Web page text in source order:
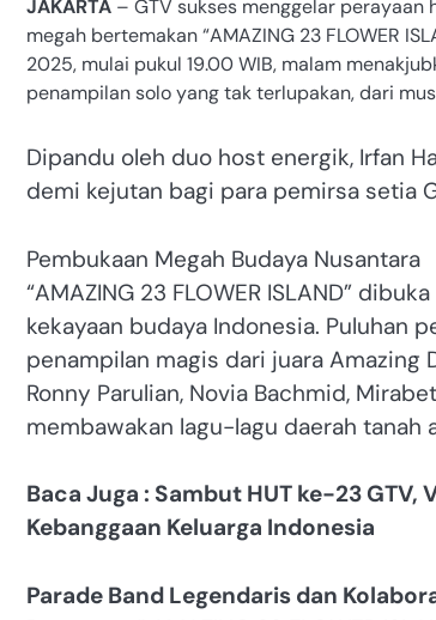
JAKARTA – GTV sukses menggelar
megah bertemakan “AMAZING 23 FLOWER
2025, mulai pukul 19.00 WIB, malam
penampilan solo yang tak terlupakan, dari
Dipandu oleh duo host energik, Irfan
demi kejutan bagi para pemirsa setia
Pembukaan Megah Budaya Nusantara
“AMAZING 23 FLOWER ISLAND”
kekayaan budaya Indonesia. Puluhan
penampilan magis dari juara Amazing
Ronny Parulian, Novia Bachmid,
membawakan lagu-lagu daerah
Baca Juga : Sambut HUT ke-23
Kebanggaan Keluarga Indonesia
Parade Band Legendaris dan